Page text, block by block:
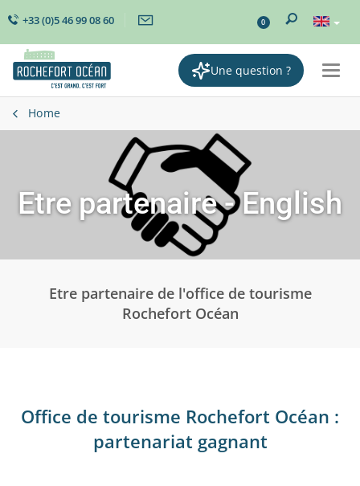
+33 (0)5 46 99 08 60 0
Une question ?
Home
Etre partenaire - English
Etre partenaire de l'office de tourisme
Rochefort Océan
Office de tourisme Rochefort Océan :
partenariat gagnant